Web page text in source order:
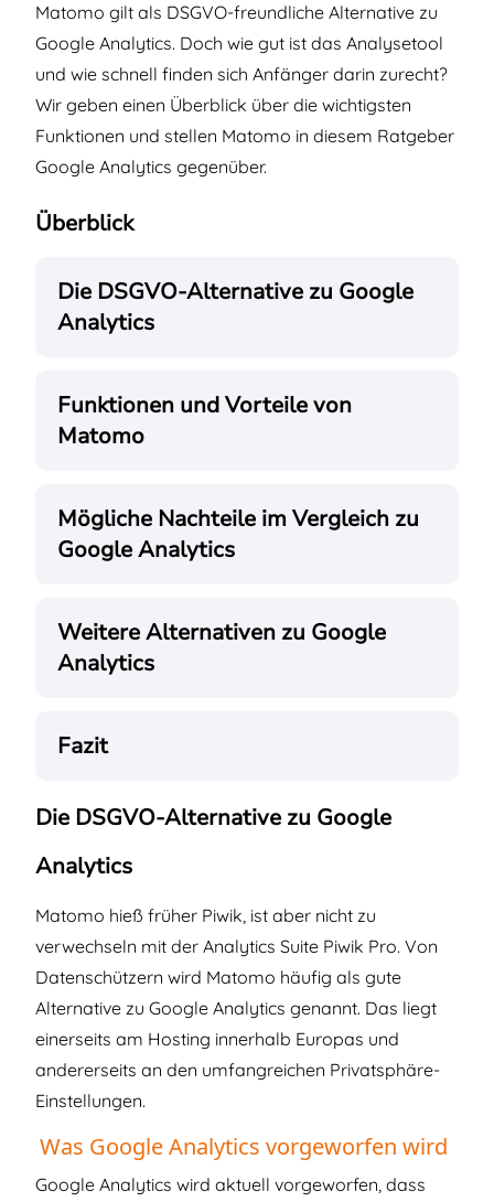
Matomo gilt als DSGVO-freundliche Alternative zu
Google Analytics. Doch wie gut ist das Analysetool
und wie schnell finden sich Anfänger darin zurecht?
Wir geben einen Überblick über die wichtigsten
Funktionen und stellen Matomo in diesem Ratgeber
Google Analytics gegenüber.
Überblick
Die DSGVO-Alternative zu Google
Analytics
Funktionen und Vorteile von
Matomo
Mögliche Nachteile im Vergleich zu
Google Analytics
Weitere Alternativen zu Google
Analytics
Fazit
Die DSGVO-Alternative zu Google
Analytics
Matomo hieß früher Piwik, ist aber nicht zu
verwechseln mit der Analytics Suite Piwik Pro. Von
Datenschützern wird Matomo häufig als gute
Alternative zu Google Analytics genannt. Das liegt
einerseits am Hosting innerhalb Europas und
andererseits an den umfangreichen Privatsphäre-
Einstellungen.
Was Google Analytics vorgeworfen wird
Google Analytics wird aktuell vorgeworfen, dass